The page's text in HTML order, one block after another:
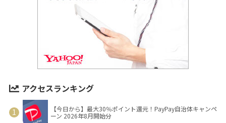
アクセスランキング
【今日から】最大30％ポイント還元！PayPay自治体キャンペ
ーン 2026年8月開始分